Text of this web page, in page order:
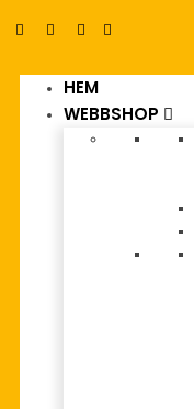
HEM
WEBBSHOP